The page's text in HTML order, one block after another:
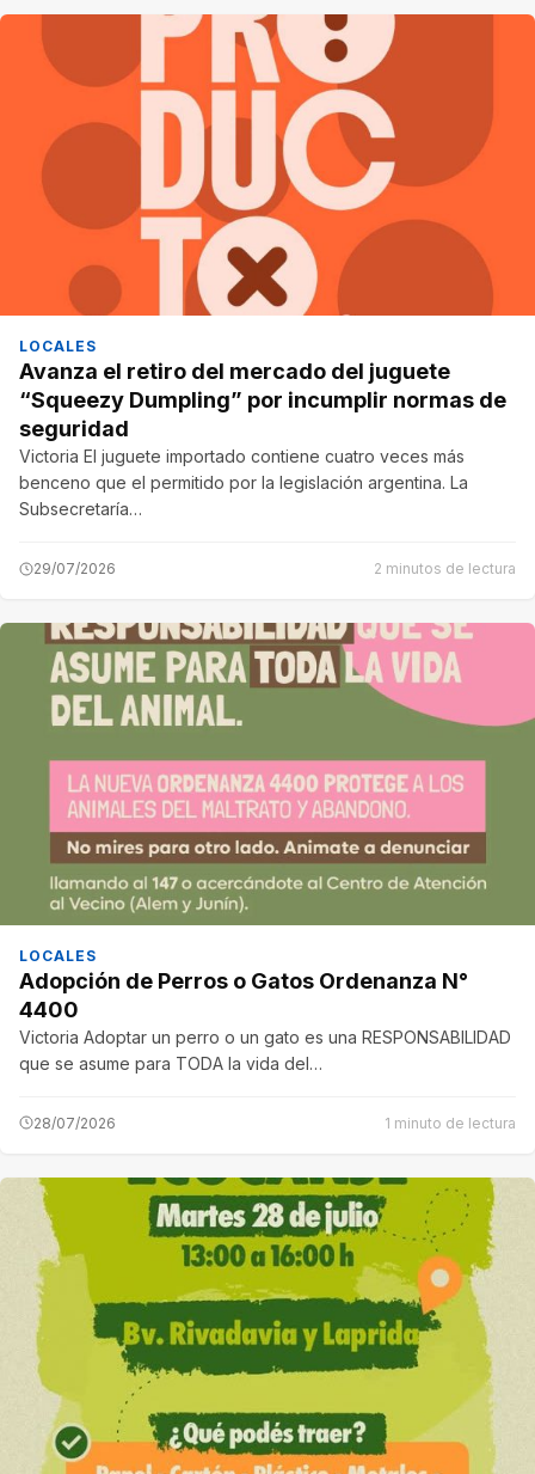
LOCALES
Avanza el retiro del mercado del juguete
“Squeezy Dumpling” por incumplir normas de
seguridad
Victoria El juguete importado contiene cuatro veces más
benceno que el permitido por la legislación argentina. La
Subsecretaría…
29/07/2026 2 minutos de lectura
LOCALES
Adopción de Perros o Gatos Ordenanza N°
4400
Victoria Adoptar un perro o un gato es una RESPONSABILIDAD
que se asume para TODA la vida del…
28/07/2026 1 minuto de lectura